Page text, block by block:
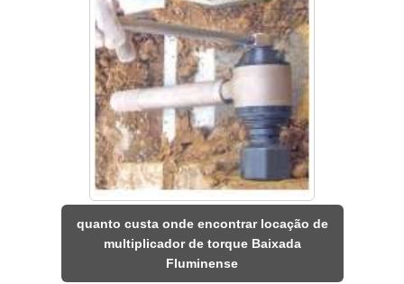
quanto custa onde encontrar locação de
multiplicador de torque Baixada
Fluminense